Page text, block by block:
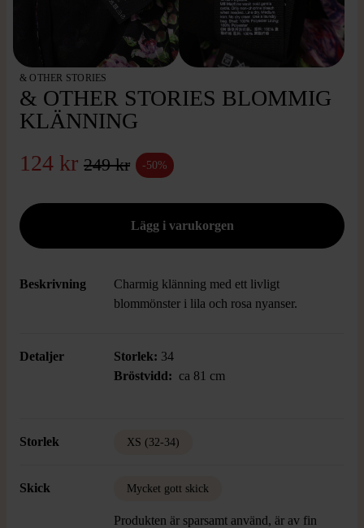
& OTHER STORIES
& OTHER STORIES BLOMMIG
KLÄNNING
124 kr 249 kr -50%
Beskrivning
Charmig klänning med ett livligt
blommönster i lila och rosa nyanser.
Detaljer Storlek: 34
Bröstvidd: ca 81 cm
Storlek XS (32-34)
Skick Mycket gott skick
Produkten är sparsamt använd, är av fin